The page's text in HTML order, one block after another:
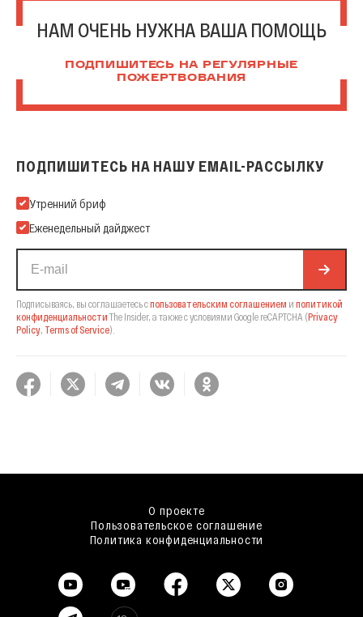
НАМ ОЧЕНЬ НУЖНА ВАША ПОМОЩЬ
ПОДПИШИТЕСЬ НА РЕГУЛЯРНЫЕ
ПОЖЕРТВОВАНИЯ
ПОДПИШИТЕСЬ НА НАШУ EMAIL-РАССЫЛКУ
Подпишитесь на нашу Email-рассылку
Утренний бриф
Еженедельный дайджест
Подписываясь, вы соглашаетесь спользовательским соглашением и политикой
конфиденциальности The Insider, а также с условиями Google reCAPTCHA (Privacy
Policy, Terms of Service).
О проекте
Пользовательское соглашение
Политика конфиденциальности